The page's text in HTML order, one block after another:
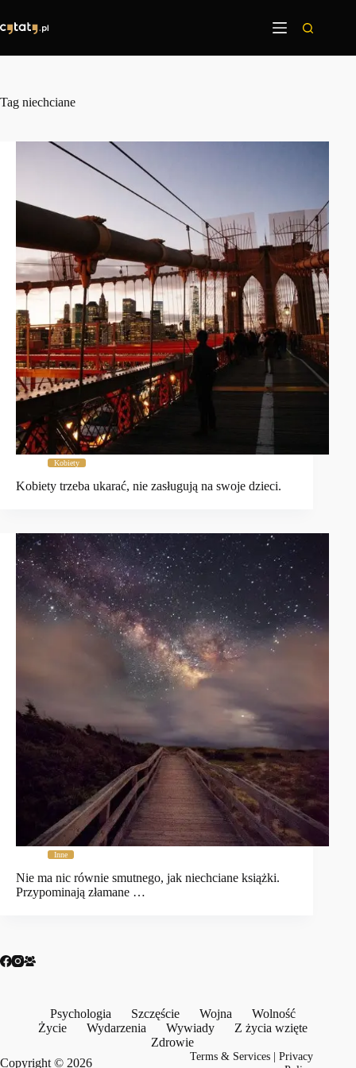
treści
Tag niechciane
Kobiety
Kobiety trzeba ukarać, nie zasługują na swoje dzieci.
Inne
Nie ma nic równie smutnego, jak niechciane książki.
Przypominają złamane …
Psychologia Szczęście Wojna
Wolność
Życie
Wydarzenia Wywiady
Z życia wzięte
Zdrowie
Copyright © 2026
Terms & Services |Privacy